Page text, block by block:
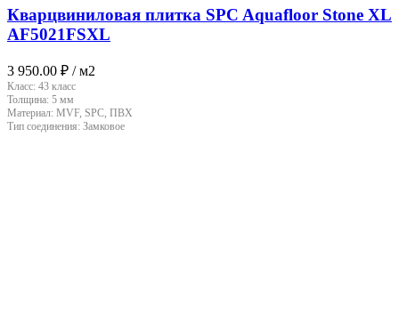
Кварцвиниловая плитка SPC Aquafloor Stone XL
AF5021FSXL
3 950.00 ₽ / м2
Класс: 43 класс
Толщина: 5 мм
Материал: MVF, SPC, ПВХ
Тип соединения: Замковое